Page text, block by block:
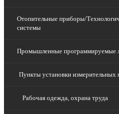
Отопительные приборы/
системы
Промышленные программируемые
Пункты установки измерительных
Рабочая одежда, охрана труда